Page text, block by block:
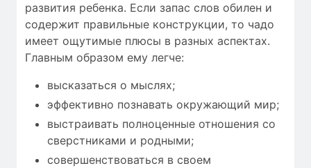
развития ребенка. Если запас слов обилен и
содержит правильные конструкции, то чадо
имеет ощутимые плюсы в разных аспектах.
Главным образом ему легче:
высказаться о мыслях;
эффективно познавать окружающий мир;
выстраивать полноценные отношения со
сверстниками и родными;
совершенствоваться в своем